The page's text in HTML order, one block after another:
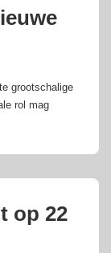
grootschalige
rol mag
op 22